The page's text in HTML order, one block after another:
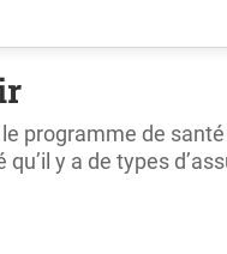
programme de
y a de types